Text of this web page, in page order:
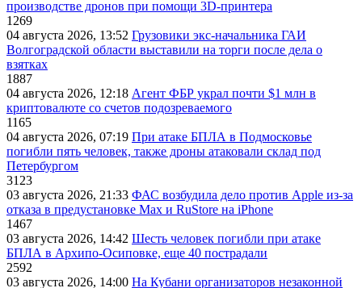
производстве дронов при помощи 3D‑принтера
1269
04 августа 2026, 13:52 Грузовики экс-начальника ГАИ
Волгоградской области выставили на торги после дела о
взятках
1887
04 августа 2026, 12:18 Агент ФБР украл почти $1 млн в
криптовалюте со счетов подозреваемого
1165
04 августа 2026, 07:19 При атаке БПЛА в Подмосковье
погибли пять человек, также дроны атаковали склад под
Петербургом
3123
03 августа 2026, 21:33 ФАС возбудила дело против Apple из-за
отказа в предустановке Max и RuStore на iPhone
1467
03 августа 2026, 14:42 Шесть человек погибли при атаке
БПЛА в Архипо-Осиповке, еще 40 пострадали
2592
03 августа 2026, 14:00 На Кубани организаторов незаконной